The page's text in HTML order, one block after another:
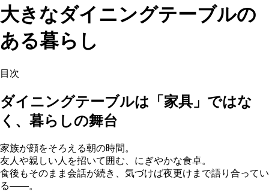
大きなダイニングテーブルの
ある暮らし
目次
ダイニングテーブルは「家具」ではな
く、暮らしの舞台
家族が顔をそろえる朝の時間。
友人や親しい人を招いて囲む、にぎやかな食卓。
食後もそのまま会話が続き、気づけば夜更けまで語り合ってい
る——。